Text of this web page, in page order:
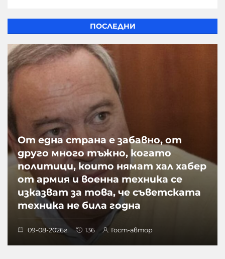
ПОСЛЕДНИ
От една страна е забавно, от
друго много тъжно, когато
политици, които нямат хал хабер
от армия и военна техника се
изказват за това, че съветската
техника не била годна
09-08-2026г. 136 Гост-автор